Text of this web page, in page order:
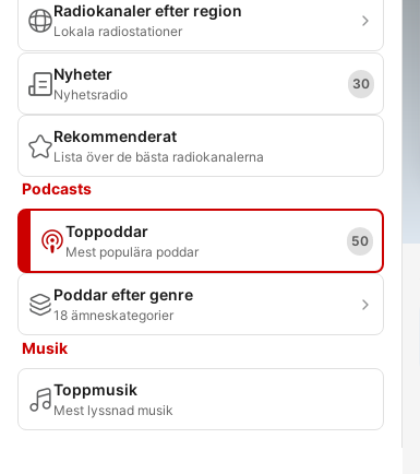
Radiokanaler efter region
Lokala radiostationer
Nyheter
Nyhetsradio
30
Rekommenderat
Lista över de bästa radiokanalerna
Podcasts
Toppoddar
Mest populära poddar
50
Poddar efter genre
18 ämneskategorier
Musik
Toppmusik
Mest lyssnad musik